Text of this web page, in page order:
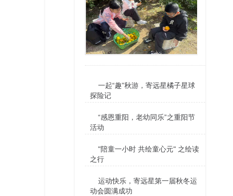
一起“趣”秋游，寄远星橘子星球
探险记
“感恩重阳，老幼同乐”之重阳节
活动
"陪童一小时 共绘童心元" 之绘读
之行
运动快乐，寄远星第一届秋冬运
动会圆满成功